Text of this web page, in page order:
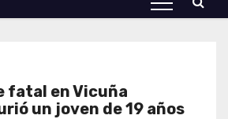
fatal en Vicuña
un joven de 19 años